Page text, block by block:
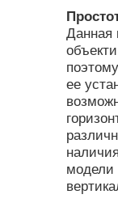
Данная
ее
модели